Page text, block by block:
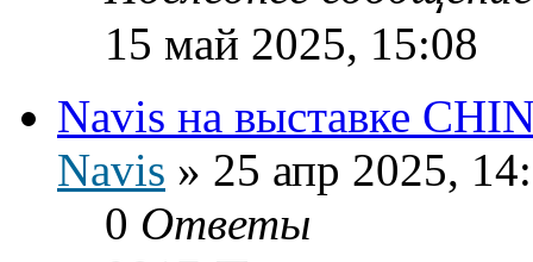
15 май 2025, 15:08
Navis на выставке
Navis » 25 апр 2025,
0 Ответы